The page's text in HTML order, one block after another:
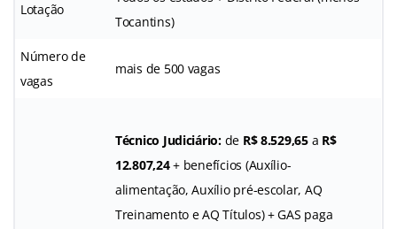
Lotação
Tocantins)
Número de
vagas
mais de 500 vagas
Técnico Judiciário:de R$ 8.529,65a R$
12.807,24+ benefícios (Auxílio-
alimentação, Auxílio pré-escolar, AQ
Treinamento e AQ Títulos) + GAS paga